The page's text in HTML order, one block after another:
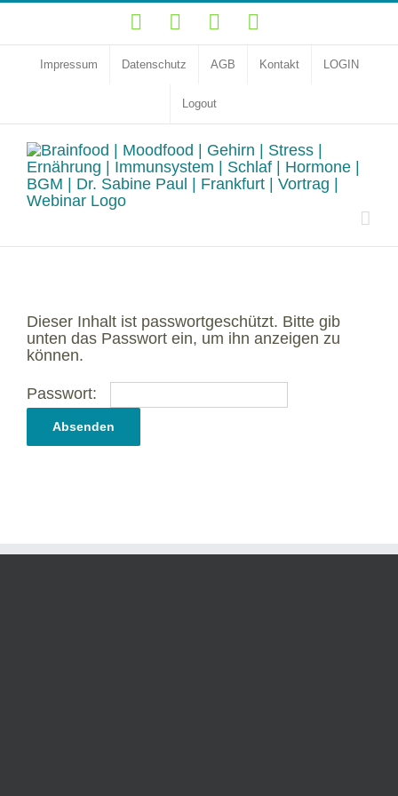
Zum
springen
YouTubeFacebookInstagram
Impressum Datenschutz AGB Kontakt LOGIN
Logout
Dieser Inhalt ist passwortgeschützt. Bitte gib
unten das Passwort ein, um ihn anzeigen zu
können.
Passwort: